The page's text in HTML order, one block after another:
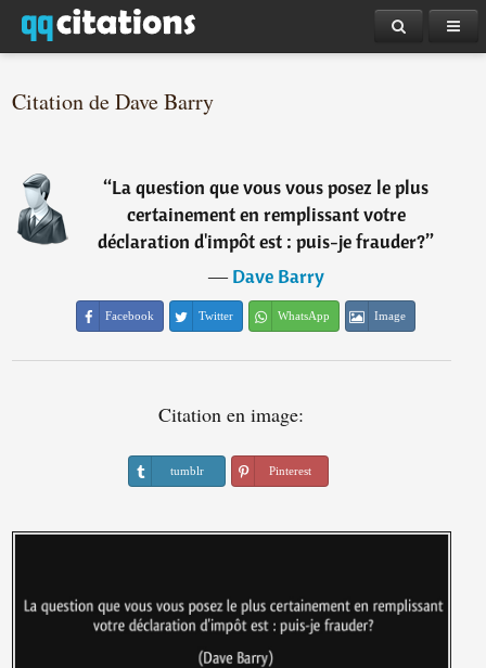
Citation de Dave Barry
“La question que vous vous posez le plus
certainement en remplissant votre
déclaration d'impôt est : puis-je frauder?”
―Dave Barry
Facebook Twitter WhatsApp Image
Citation en image:
tumblr Pinterest